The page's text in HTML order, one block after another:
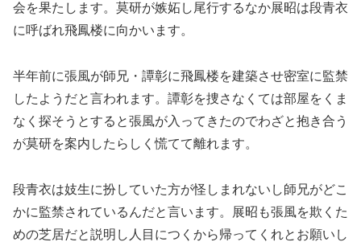
会を果たします。莫研が嫉妬し尾行するなか展昭は段青衣
に呼ばれ飛鳳楼に向かいます。
半年前に張風が師兄・譚彰に飛鳳楼を建築させ密室に監禁
したようだと言われます。譚彰を捜さなくては部屋をくま
なく探そうとすると張風が入ってきたのでわざと抱き合う
が莫研を案内したらしく慌てて離れます。
段青衣は妓生に扮していた方が怪しまれないし師兄がどこ
かに監禁されているんだと言います。展昭も張風を欺くた
めの芝居だと説明し人目につくから帰ってくれとお願いし